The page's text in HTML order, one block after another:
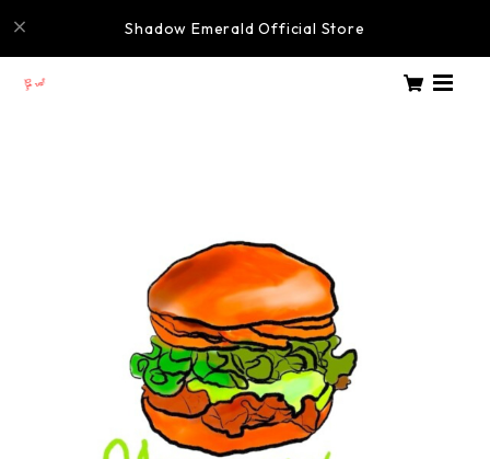
Shadow Emerald Official Store